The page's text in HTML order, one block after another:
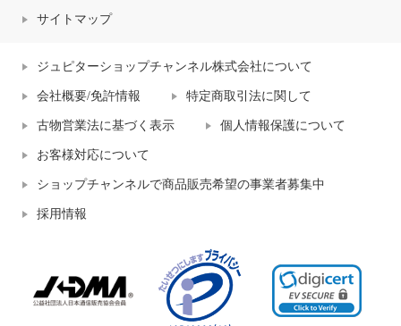
サイトマップ
ジュピターショップチャンネル株式会社について
会社概要/免許情報 特定商取引法に関して
古物営業法に基づく表示 個人情報保護について
お客様対応について
ショップチャンネルで商品販売希望の事業者募集中
採用情報